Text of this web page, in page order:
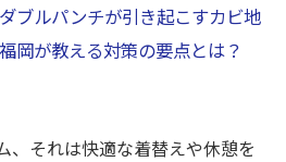
ブルパンチが引き起こすカビ地
岡が教える対策の要点とは？
、それは快適な着替えや休憩を